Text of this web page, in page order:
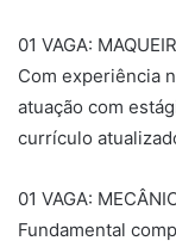
01 VAGA:
Com experiência
atuação com
currículo
01 VAGA:
Fundamental